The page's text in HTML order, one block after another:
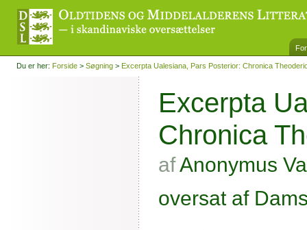
Du er her: Forside > Søgning > Excerpta Ualesiana, Pars Posterior: Chronica
Excerpta
Chronica
afAnonymus
oversat af